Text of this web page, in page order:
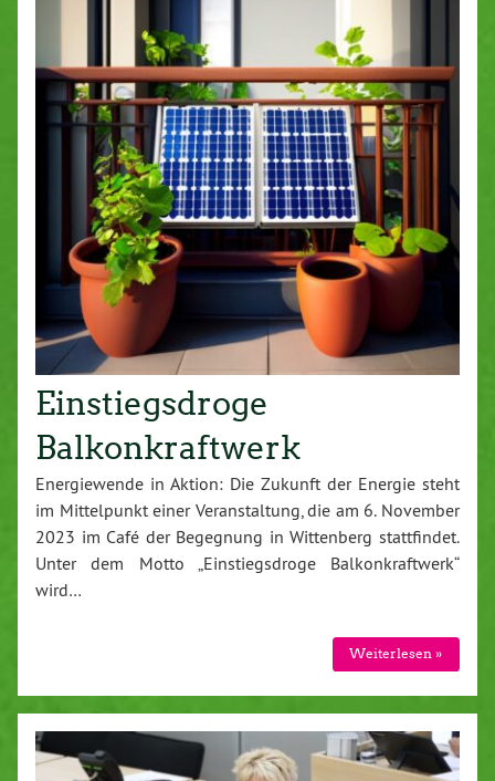
Einstiegsdroge
Balkonkraftwerk
Energiewende in Aktion: Die Zukunft der Energie steht
im Mittelpunkt einer Veranstaltung, die am 6. November
2023 im Café der Begegnung in Wittenberg stattfindet.
Unter dem Motto „Einstiegsdroge Balkonkraftwerk“
wird…
Weiterlesen »